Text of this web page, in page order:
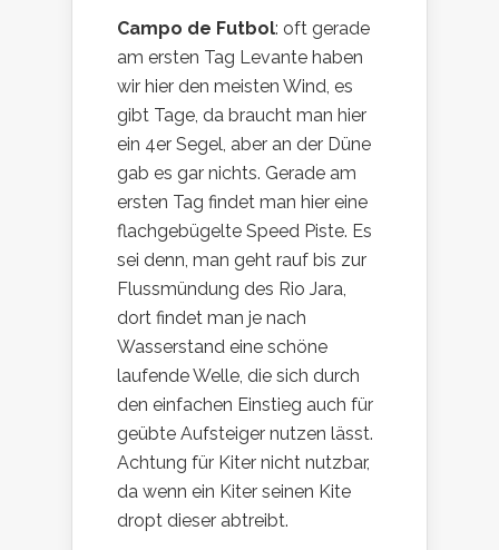
Campo de Futbol: oft gerade
am ersten Tag Levante haben
wir hier den meisten Wind, es
gibt Tage, da braucht man hier
ein 4er Segel, aber an der Düne
gab es gar nichts. Gerade am
ersten Tag findet man hier eine
flachgebügelte Speed Piste. Es
sei denn, man geht rauf bis zur
Flussmündung des Rio Jara,
dort findet man je nach
Wasserstand eine schöne
laufende Welle, die sich durch
den einfachen Einstieg auch für
geübte Aufsteiger nutzen lässt.
Achtung für Kiter nicht nutzbar,
da wenn ein Kiter seinen Kite
dropt dieser abtreibt.